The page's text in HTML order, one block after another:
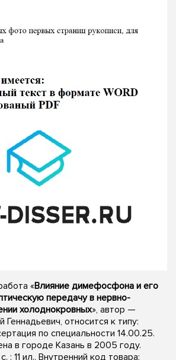
«Влияние димефосфона и его
передачу в нервно-
холоднокровных», автор —
Геннадьевич, относится к типу:
по специальности 14.00.25.
в городе Казань в 2005 году.
: 11 ил.. Внутренний код товара: